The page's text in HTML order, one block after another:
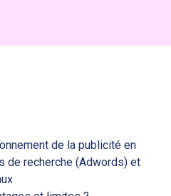
de la publicité en
de recherche (Adwords) et